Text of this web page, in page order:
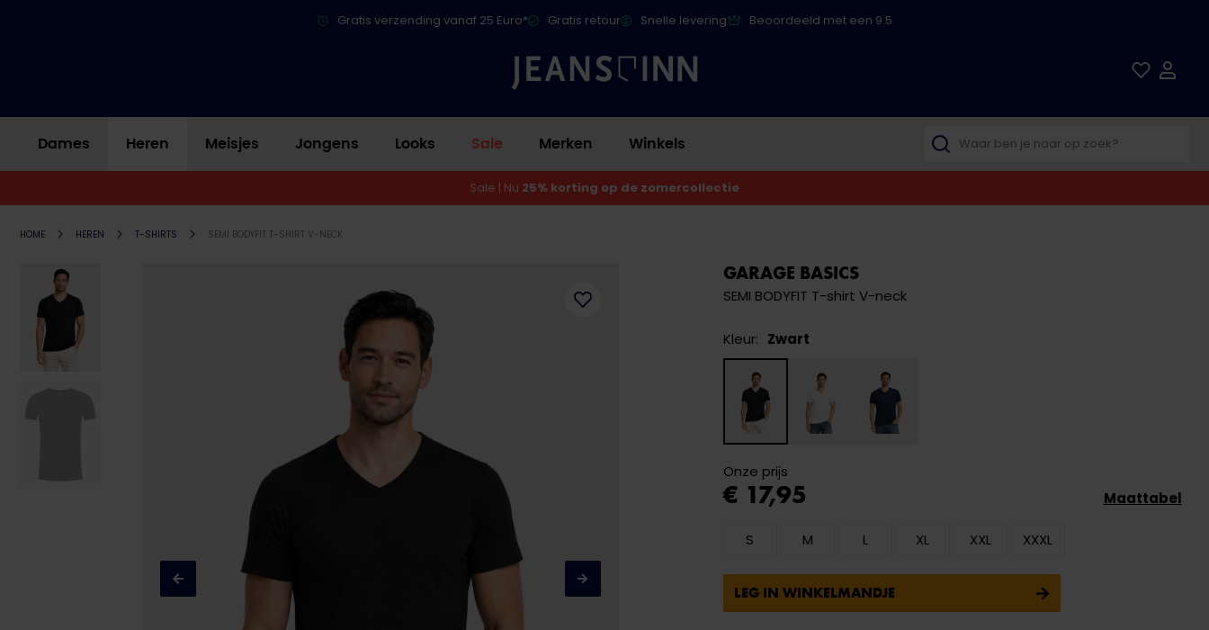
Gratis verzending vanaf 25 Euro* Gratis retour Snelle levering Beoordeeld met een 9.5
Dames Heren Meisjes Jongens Looks Sale Merken Winkels
Sale | Nu 25% korting op de zomercollectie
HOME HEREN T-SHIRTS SEMI BODYFIT T-SHIRT V-NECK
GARAGE BASICS
SEMI BODYFIT T-shirt V-neck
Kleur: Zwart
Onze prijs
€ 17,95
S M L XL XXL XXXL
Maattabel
LEG IN WINKELMANDJE